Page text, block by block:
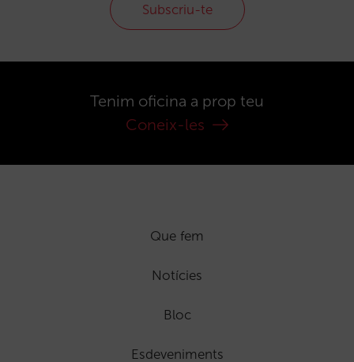
Subscriu-te
Tenim oficina a prop teu
Coneix-les
Que fem
Notícies
Bloc
Esdeveniments